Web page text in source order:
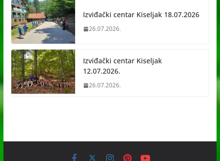
Izviđački centar Kiseljak 18.07.2026
26.07.2026.
Izviđački centar Kiseljak
12.07.2026.
26.07.2026.